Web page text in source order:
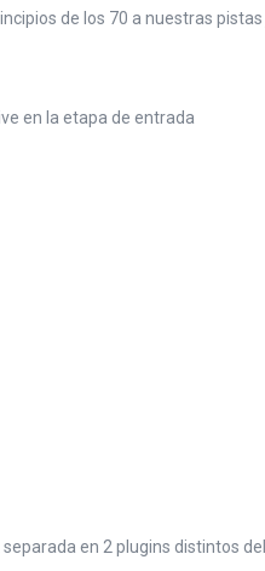
de los 70 a nuestras pistas
en la etapa de entrada
en 2 plugins distintos